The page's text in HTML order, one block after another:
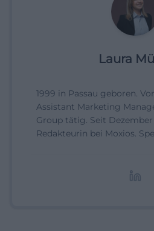
Laura
1999 in Passau geboren.
Assistant Marketing
Group tätig. Seit Dezember
Redakteurin bei Moxios.